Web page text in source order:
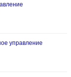
управление